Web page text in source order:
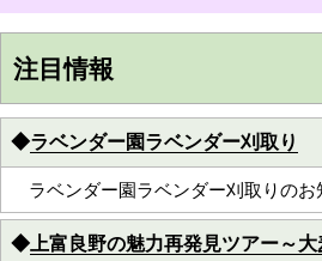
注目情報
◆ラベンダー園ラベンダー刈取り
ラベンダー園ラベンダー刈取りのお
◆ 上富良野の魅力再発見ツアー～